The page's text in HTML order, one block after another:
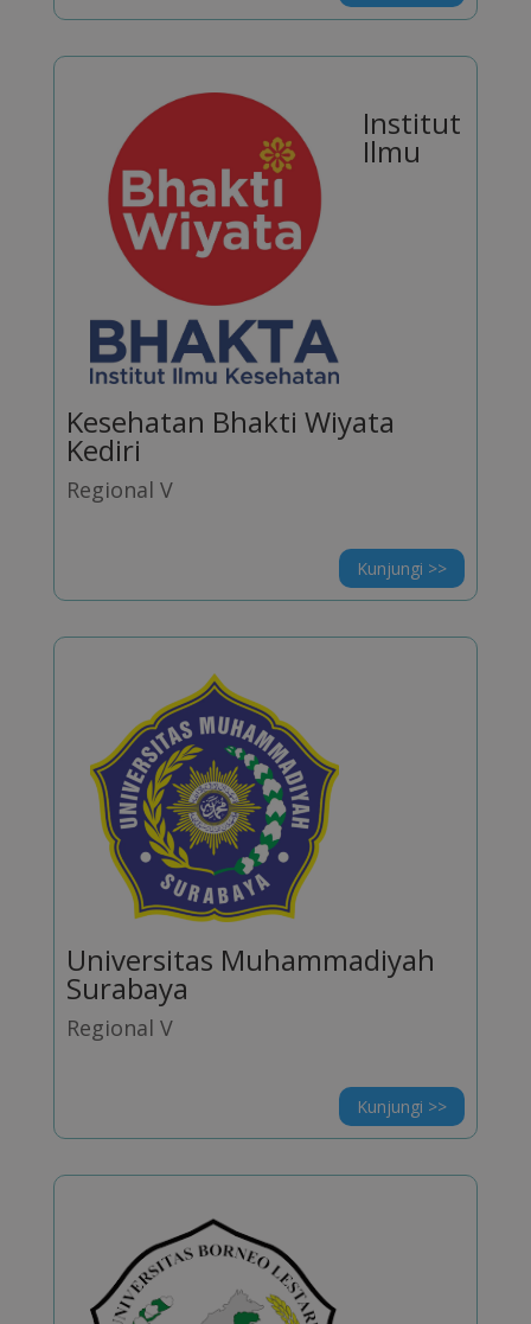
Institut
Ilmu
Kesehatan Bhakti Wiyata
Kediri
Regional V
Kunjungi >>
Universitas Muhammadiyah
Surabaya
Regional V
Kunjungi >>